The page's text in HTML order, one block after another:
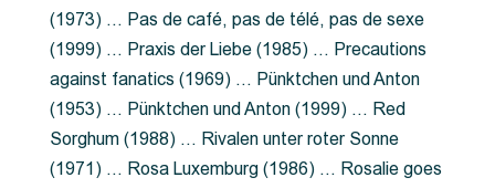
(1973) … Pas de café, pas de télé, pas de sexe
(1999) … Praxis der Liebe (1985) … Precautions
against fanatics (1969) … Pünktchen und Anton
(1953) … Pünktchen und Anton (1999) … Red
Sorghum (1988) … Rivalen unter roter Sonne
(1971) … Rosa Luxemburg (1986) … Rosalie goes